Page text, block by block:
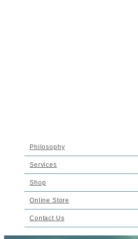
Philosophy
Services
Shop
Online Store
Contact Us